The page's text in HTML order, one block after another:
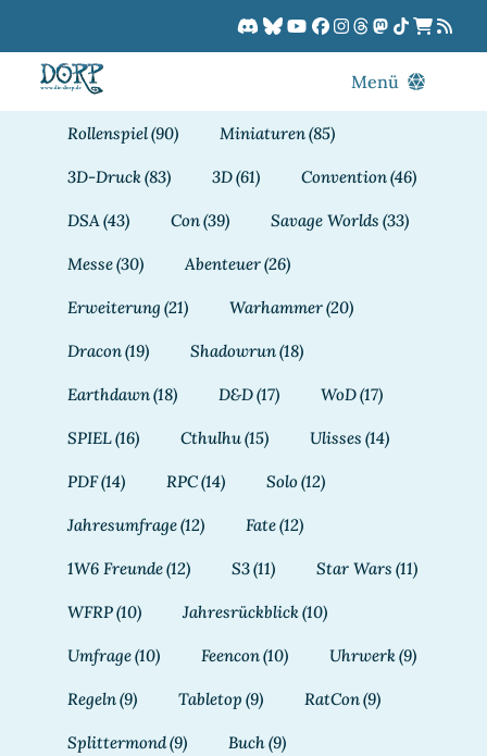
springen
Menü
Rollenspiel(90) Miniaturen(85)
3D-Druck(83) 3D(61) Convention(46)
DSA (43) Con(39) Savage Worlds (33)
Messe(30) Abenteuer(26)
Erweiterung (21) Warhammer(20)
Dracon(19) Shadowrun(18)
Earthdawn(18) D&D(17) WoD(17)
SPIEL(16) Cthulhu(15) Ulisses (14)
PDF(14) RPC(14) Solo(12)
Jahresumfrage(12) Fate(12)
1W6 Freunde(12) S3(11) Star Wars (11)
WFRP(10) Jahresrückblick(10)
Umfrage(10) Feencon(10) Uhrwerk(9)
Regeln(9) Tabletop (9) RatCon(9)
Splittermond(9) Buch(9)